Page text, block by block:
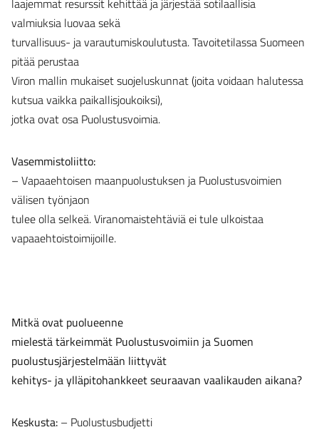
laajemmat resurssit kehittää ja järjestää sotilaallisia
valmiuksia luovaa sekä
turvallisuus- ja varautumiskoulutusta. Tavoitetilassa Suomeen
pitää perustaa
Viron mallin mukaiset suojeluskunnat (joita voidaan halutessa
kutsua vaikka paikallisjoukoiksi),
jotka ovat osa Puolustusvoimia.
Vasemmistoliitto:
– Vapaaehtoisen maanpuolustuksen ja Puolustusvoimien
välisen työnjaon
tulee olla selkeä. Viranomaistehtäviä ei tule ulkoistaa
vapaaehtoistoimijoille.
Mitkä ovat puolueenne
mielestä tärkeimmät Puolustusvoimiin ja Suomen
puolustusjärjestelmään liittyvät
kehitys- ja ylläpitohankkeet seuraavan vaalikauden aikana?
Keskusta: – Puolustusbudjetti